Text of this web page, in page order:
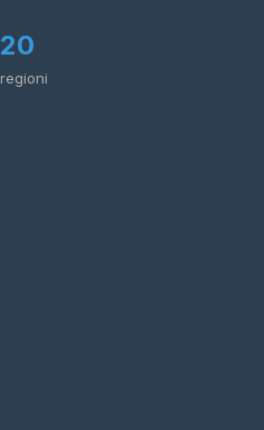
20
regioni